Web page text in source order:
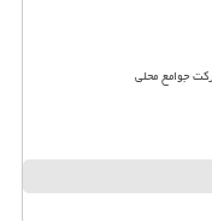
جوامع محلی